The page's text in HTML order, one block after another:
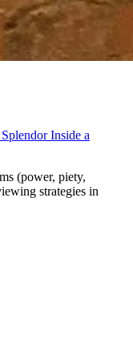
Inside a
(power, piety,
strategies in